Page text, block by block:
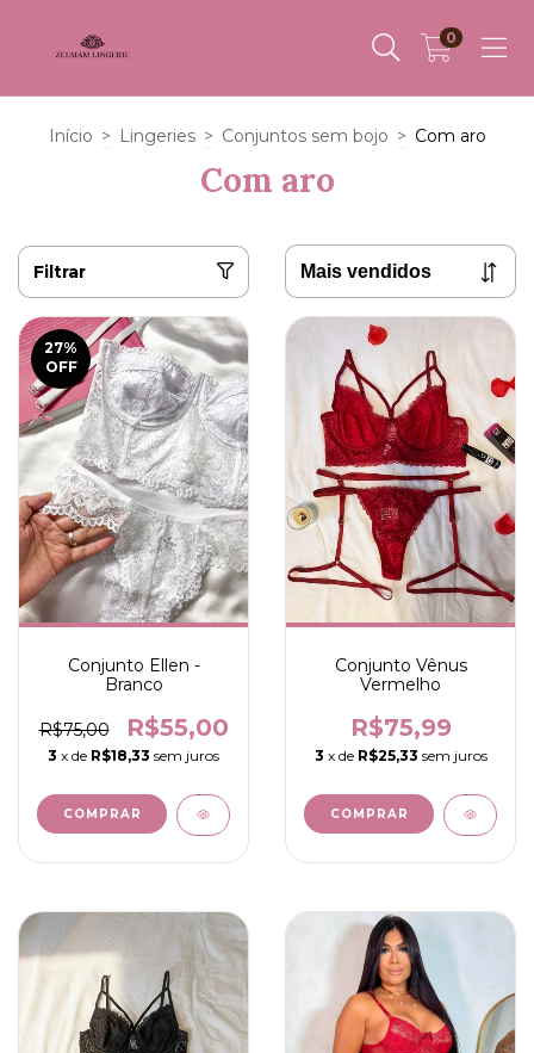
0
Início > Lingeries > Conjuntos sem bojo > Com aro
Com aro
Filtrar
27%
OFF
Conjunto Ellen -
Branco
R$75,00 R$55,00
3 x de R$18,33 sem juros
COMPRAR
Conjunto Vênus
Vermelho
R$75,99
3 x de R$25,33 sem juros
COMPRAR